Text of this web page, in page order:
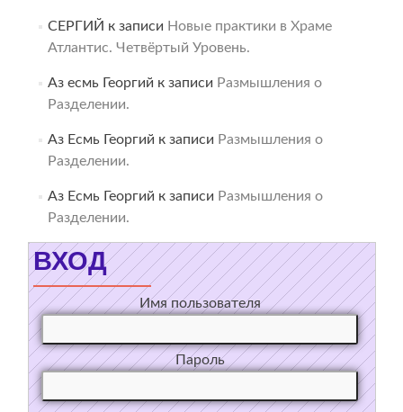
СЕРГИЙ к записи Новые практики в Храме
Атлантис. Четвёртый Уровень.
Аз есмь Георгий к записи Размышления о
Разделении.
Аз Есмь Георгий к записи Размышления о
Разделении.
Аз Есмь Георгий к записи Размышления о
Разделении.
ВХОД
Имя пользователя
Пароль